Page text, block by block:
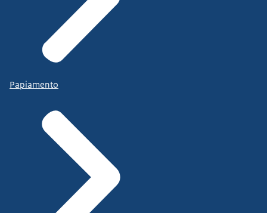
Papiamento